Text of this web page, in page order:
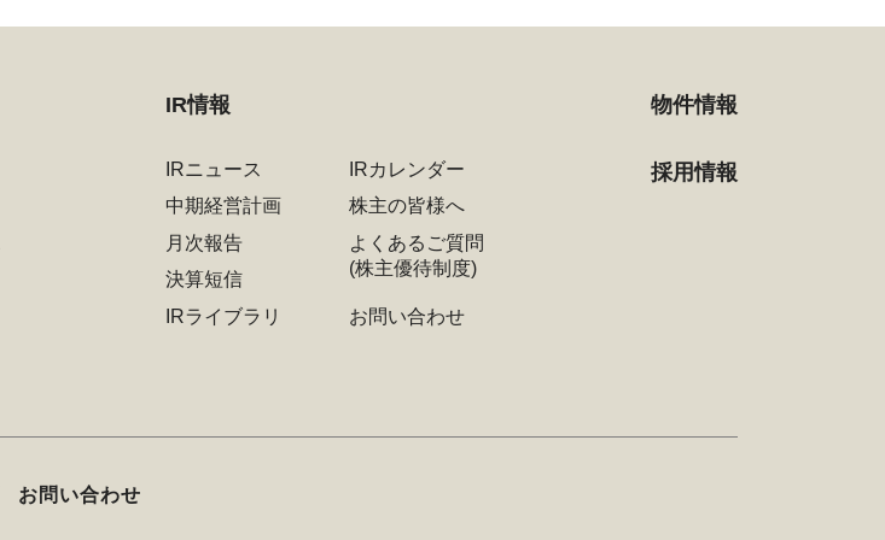
IR情報
IRニュース
IRカレンダー
中期経営計画
株主の皆様へ
月次報告
決算短信
よくあるご質問
(株主優待制度)
IRライブラリ お問い合わせ
物件情報
採用情報
お問い合わせ